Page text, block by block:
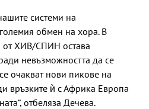
системи на
обмен на хора. В
от ХИВ/СПИН остава
невъзможността да се
очакват нови пикове на
връзките ѝ с Африка Европа
отбеляза Дечева.